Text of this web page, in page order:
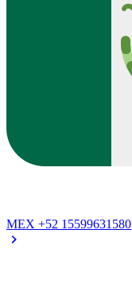
MEX +52 15599631580